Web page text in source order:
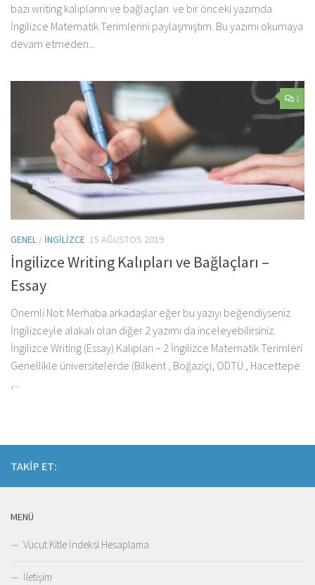
bazı writing kalıplarını ve bağlaçları ve bir önceki yazımda
İngilizce Matematik Terimlerini paylaşmıştım. Bu yazımı okumaya
devam etmeden...
1
GENEL / İNGILIZCE 15 AĞUSTOS 2019
İngilizce Writing Kalıpları ve Bağlaçları –
Essay
Önemli Not: Merhaba arkadaşlar eğer bu yazıyı beğendiyseniz
İngilizceyle alakalı olan diğer 2 yazımı da inceleyebilirsiniz.
İngilizce Writing (Essay) Kalıpları – 2 İngilizce Matematik Terimleri
Genellikle üniversitelerde (Bilkent , Boğaziçi, ODTÜ , Hacettepe
,...
TAKIP ET:
MENÜ
Vücut Kitle İndeksi Hesaplama
İletişim